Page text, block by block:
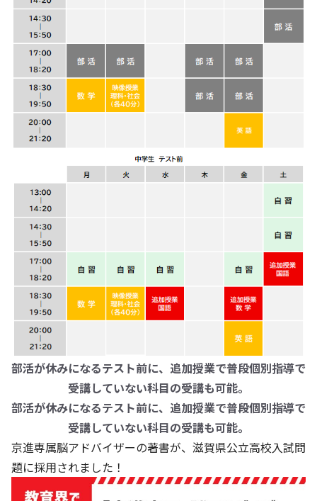
部活が休みになるテスト前に、追加授業で普段個別指導で
受講していない科目の受講も可能。
部活が休みになるテスト前に、追加授業で普段個別指導で
受講していない科目の受講も可能。
京進専属脳アドバイザーの著書が、滋賀県公立高校入試問
題に採用されました！